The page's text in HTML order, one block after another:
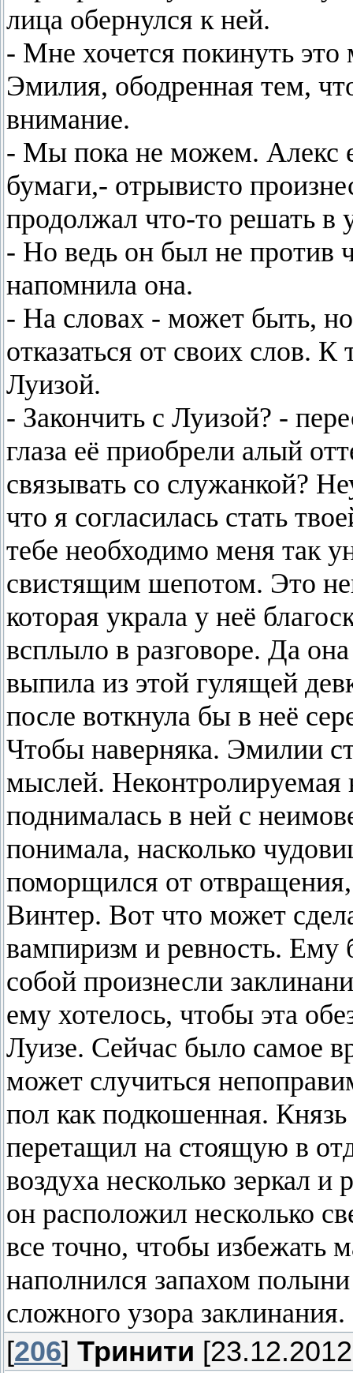
лица обернулся к ней.
- Мне хочется покинуть
Эмилия, ободренная тем,
внимание.
- Мы пока не можем. Алекс
бумаги,- отрывисто
продолжал что-то решать в
- Но ведь он был не против
напомнила она.
- На словах - может быть,
отказаться от своих слов.
Луизой.
- Закончить с Луизой? -
глаза её приобрели алый
связывать со служанкой?
что я согласилась стать
тебе необходимо меня так
свистящим шепотом. Это
которая украла у неё
всплыло в разговоре. Да
выпила из этой гулящей
после воткнула бы в неё
Чтобы наверняка. Эмилии
мыслей. Неконтролируемая
поднималась в ней с
понимала, насколько
поморщился от
Винтер. Вот что может
вампиризм и ревность.
собой произнесли
ему хотелось, чтобы эта
Луизе. Сейчас было самое
может случиться
пол как подкошенная.
перетащил на стоящую в
воздуха несколько зеркал
он расположил несколько
все точно, чтобы избежать
наполнился запахом
сложного узора заклинания.
[206] Тринити